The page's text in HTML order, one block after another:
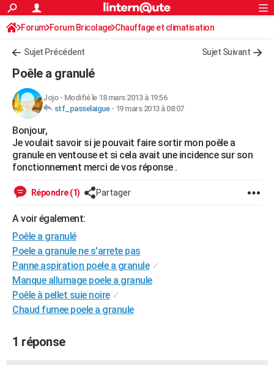
ACTUALITÉS
Politique
Société
Faits Divers
Education
Monde
Villes
+
FINANCE
Retraite
Impôts
Epargne
Immobilier
Risques naturels par ville
Banque
Assurance
Crédit
AUTO
Essais
Réserver un essai
Citadines
Berlines
SUV
Forum auto
+HIGH-TECH
Mobiles
Meilleur smartphone
Internet
Ordinateurs
Jeux vidéo
Guide high-tech
+BRICOLAGE
Forum
Aménagement intérieur
Extérieur
Cuisine
Salle de bains
Jardinage
Rangement
WEEK-END
LIFESTYLE
Art de vivre
Bien-être
Loisirs
Mode
Modes de vie
SANTE
Alimentation
Guide de la santé
Maladies
Médicaments
Sommeil
VOYAGE
Destinations
City break
Voyage nature
Voyage de noces
Forum
Climat
+PHOTO
GUIDES D'ACHAT
BONS PLANS
Rechercher
S'inscrire
Connexion
Forum Forum Bricolage Chauffage et climatisation
Sujet Précédent Sujet Suivant
Poêle a granulé
Jojo- Modifié le 18 mars 2013 à 19:56
stf_passelaigue- 19 mars 2013 à 08:07
Bonjour,
Je voulait savoir si je pouvait faire sortir mon poêle a
granule en ventouse et si cela avait une incidence sur son
fonctionnement merci de vos réponse .
Répondre (1) Partager
A voir également:
Poêle a granulé
Poele a granule ne s'arrete pas
Panne aspiration poele a granule ✓
Manque allumage poele a granule
Poêle à pellet suie noire ✓
Chaud fumee poele a granule
1 réponse